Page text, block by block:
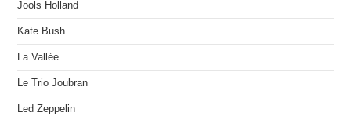
Jools Holland
Kate Bush
La Vallée
Le Trio Joubran
Led Zeppelin